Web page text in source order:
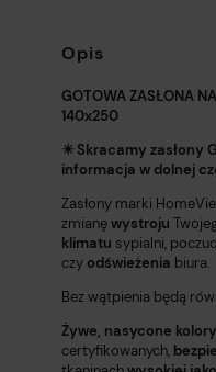
Opis
GOTOWA ZASŁONA
140x250
✴️ Skracamy zasłony
informacja w dolnej
Zasłony marki
zmianęwystroju
klimatu sypialni,
czy odświeżenia biura.
Bez wątpienia będą
Żywe, nasycone kolory
certyfikowanych,